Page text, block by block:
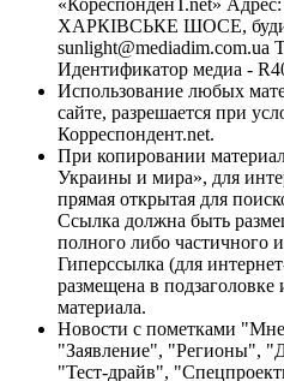
ХАРКІВСЬКЕ ШОСЕ,
sunlight@mediadim.com.ua
Идентификатор медиа -
Использование любых
сайте, разрешается при
Корреспондент.net.
При копировании
Украины и мира», для
прямая открытая для
Ссылка должна быть
полного либо частичного
Гиперссылка (для
размещена в подзаголовке
материала.
Новости с пометками
"Заявление", "Регионы",
"Тест-драйв",